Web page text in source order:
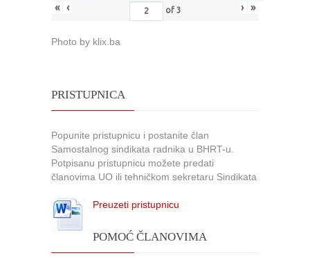
« ‹ of 3 › »
Photo by klix.ba
PRISTUPNICA
Popunite pristupnicu i postanite član
Samostalnog sindikata radnika u BHRT-u.
Potpisanu pristupnicu možete predati
članovima UO ili tehničkom sekretaru Sindikata
Preuzeti pristupnicu
POMOĆ ČLANOVIMA